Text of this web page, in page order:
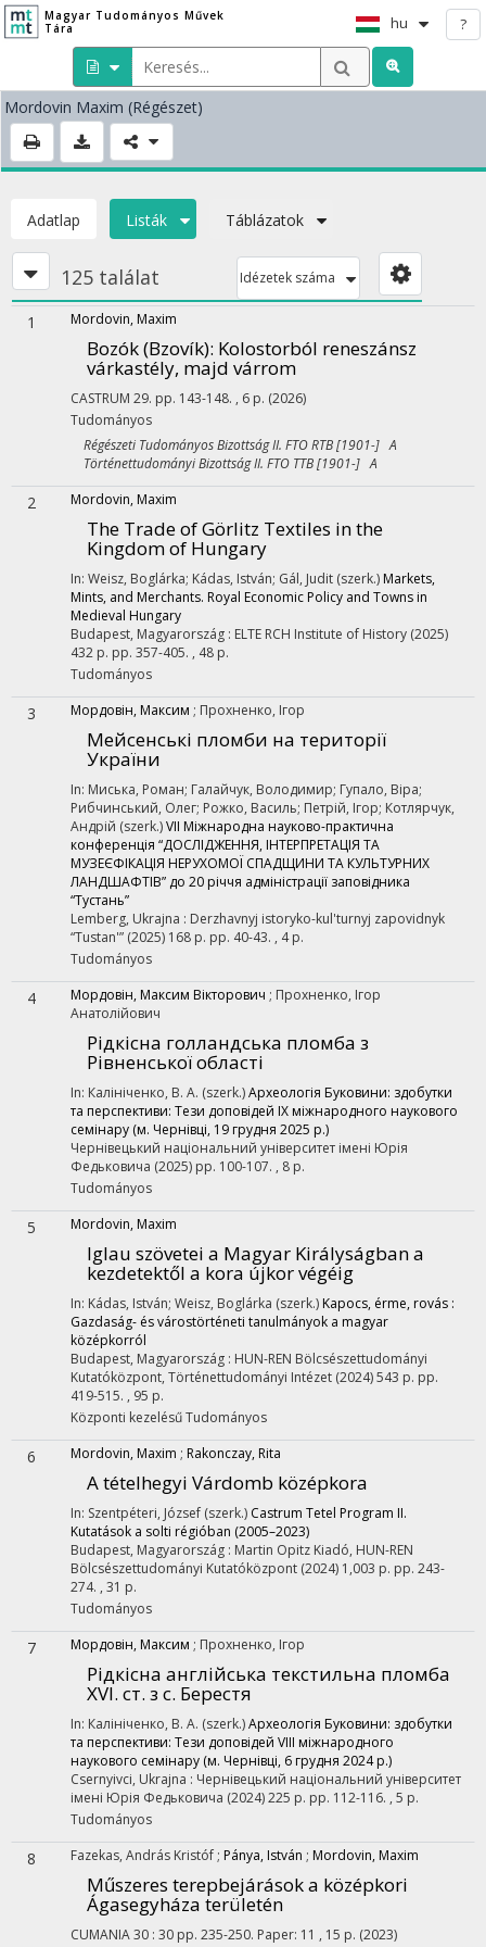
Magyar Tudományos Művek
Tára
hu ?
Mordovin Maxim (Régészet)
Adatlap Listák Táblázatok
125 találat Idézetek száma
1 Mordovin, Maxim
Bozók (Bzovík): Kolostorból reneszánsz
várkastély, majd várrom
CASTRUM 29. pp. 143-148. , 6 p. (2026)
Tudományos
Régészeti Tudományos Bizottság II. FTO RTB [1901-] A
Történettudományi Bizottság II. FTO TTB [1901-] A
2 Mordovin, Maxim
The Trade of Görlitz Textiles in the
Kingdom of Hungary
In: Weisz, Boglárka; Kádas, István; Gál, Judit (szerk.) Markets,
Mints, and Merchants. Royal Economic Policy and Towns in
Medieval Hungary
Budapest, Magyarország : ELTE RCH Institute of History (2025)
432 p. pp. 357-405. , 48 p.
Tudományos
3 Мордовін, Максим ; Прохненко, Ігор
Мейсенські пломби на території
України
In: Миська, Роман; Галайчук, Володимир; Гупало, Віра;
Рибчинський, Олег; Рожко, Василь; Петрій, Ігор; Котлярчук,
Андрій (szerk.)VІІ Міжнародна науково-практична
конференція “ДОСЛІДЖЕННЯ, ІНТЕРПРЕТАЦІЯ ТА
МУЗЕЄФІКАЦІЯ НЕРУХОМОЇ СПАДЩИНИ ТА КУЛЬТУРНИХ
ЛАНДШАФТІВ” до 20 річчя адміністрації заповідника
“Тустань”
Lemberg, Ukrajna : Derzhavnyj istoryko-kul'turnyj zapovidnyk
“Tustan'” (2025) 168 p. pp. 40-43. , 4 p.
Tudományos
4 Мордовін, Максим Вікторович ; Прохненко, Ігор
Анатолійович
Рідкісна голландська пломба з
Рівненської області
In: Калініченко, В. А. (szerk.)Археологія Буковини: здобутки
та перспективи: Тези доповідей IX міжнародного наукового
семінару (м. Чернівці, 19 грудня 2025 р.)
Чернівецький національний університет імені Юрія
Федьковича (2025) pp. 100-107. , 8 p.
Tudományos
5 Mordovin, Maxim
Iglau szövetei a Magyar Királyságban a
kezdetektől a kora újkor végéig
In: Kádas, István; Weisz, Boglárka (szerk.) Kapocs, érme, rovás :
Gazdaság- és várostörténeti tanulmányok a magyar
középkorról
Budapest, Magyarország : HUN-REN Bölcsészettudományi
Kutatóközpont, Történettudományi Intézet (2024)543 p. pp.
419-515. , 95 p.
Központi kezelésűTudományos
6 Mordovin, Maxim ; Rakonczay, Rita
A tételhegyi Várdomb középkora
In: Szentpéteri, József (szerk.) Castrum Tetel Program II.
Kutatások a solti régióban (2005–2023)
Budapest, Magyarország : Martin Opitz Kiadó, HUN-REN
Bölcsészettudományi Kutatóközpont (2024) 1,003 p. pp. 243-
274. , 31 p.
Tudományos
7 Мордовін, Максим ; Прохненко, Ігор
Рідкісна англійська текстильна пломба
ХVІ. ст. з с. Берестя
In: Калініченко, В. А. (szerk.)Археологія Буковини: здобутки
та перспективи: Тези доповідей VІІІ міжнародного
наукового семінару (м. Чернівці, 6 грудня 2024 р.)
Csernyivci, Ukrajna : Чернівецький національний університет
імені Юрія Федьковича (2024)225 p. pp. 112-116. , 5 p.
Tudományos
8 Fazekas, András Kristóf ; Pánya, István ; Mordovin, Maxim
Műszeres terepbejárások a középkori
Ágasegyháza területén
CUMANIA30 : 30 pp. 235-250. Paper: 11 , 15 p. (2023)